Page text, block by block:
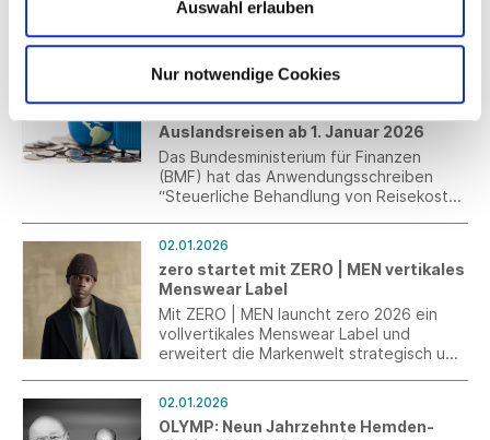
Auswahl erlauben
Nur notwendige Cookies
PFAS-Verbot. Der Rechtstext enthält
unter anderem Regelungen zu
Produktgruppen, Grenzwerte sowie
Übergangsfristen. Nachfolgend geben
wir einen Überblick über die wesentlichen
Inhalte.
05.01.2026
Steuerliches Reisekostenrecht:
Auslandsreisen ab 1. Januar 2026
Das Bundesministerium für Finanzen
(BMF) hat das Anwendungsschreiben
“Steuerliche Behandlung von Reisekosten
Auslandsreisen ab 1. Januar 2026“
veröffentlicht.
02.01.2026
zero startet mit ZERO | MEN vertikales
Menswear Label
Mit ZERO | MEN launcht zero 2026 ein
vollvertikales Menswear Label und
erweitert die Markenwelt strategisch um
02.01.2026
OLYMP: Neun Jahrzehnte Hemden-